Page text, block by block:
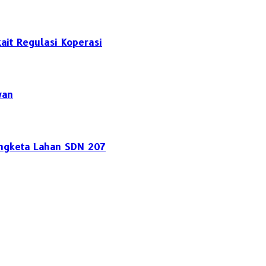
Regulasi Koperasi
Lahan SDN 207